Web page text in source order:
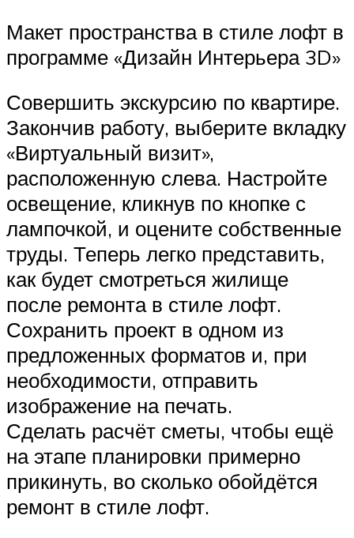
Макет пространства в стиле лофт в
программе «Дизайн Интерьера 3D»
Совершить экскурсию по квартире.
Закончив работу, выберите вкладку
«Виртуальный визит»,
расположенную слева. Настройте
освещение, кликнув по кнопке с
лампочкой, и оцените собственные
труды. Теперь легко представить,
как будет смотреться жилище
после ремонта в стиле лофт.
Сохранить проект в одном из
предложенных форматов и, при
необходимости, отправить
изображение на печать.
Сделать расчёт сметы, чтобы ещё
на этапе планировки примерно
прикинуть, во сколько обойдётся
ремонт в стиле лофт.